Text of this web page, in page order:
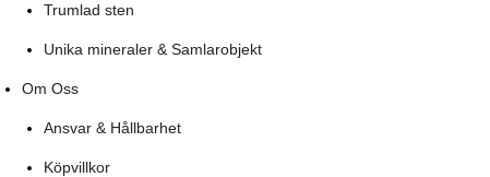
Trumlad sten
Unika mineraler & Samlarobjekt
Om Oss
Ansvar & Hållbarhet
Köpvillkor